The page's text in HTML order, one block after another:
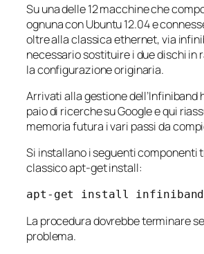
Su una delle 12 macchine che
ognuna con Ubuntu 12.04 e
oltre alla classica ethernet, via
necessario sostituire i due dischi in
la configurazione originaria.
Arrivati alla gestione dell’Infiniband
paio di ricerche su Google e qui
memoria futura i vari passi da
Si installano i seguenti componenti
classico apt-get install:
apt-get install
La procedura dovrebbe terminare
problema.